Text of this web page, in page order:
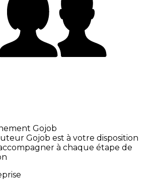
Gojob
Gojob est à votre disposition
à chaque étape de